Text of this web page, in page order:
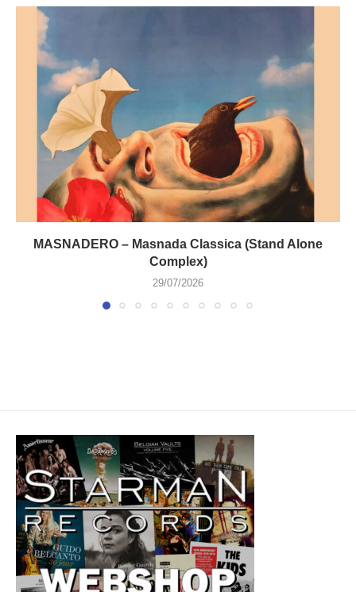
MASNADERO – Masnada Classica (Stand Alone
Complex)
29/07/2026